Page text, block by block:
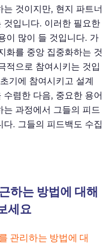
것이지만, 현지 파트너
것입니다. 이러한 필요한
이 많이 들 것입니다. 가
화를 중앙 집중화하는 것
적으로 참여시키는 것입
기에 참여시키고 설계
렴한 다음, 중요한 용어
과정에서 그들의 피드
. 그들의 피드백도 수집
하는 방법에 대해
세요
관리하는 방법에 대